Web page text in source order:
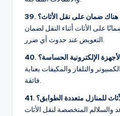
هناك ضمان على نقل الأثاث؟
على الأثاث أثناء النقل لضمان
التعويض عند حدوث أي ضرر.
الإلكترونية الحساسة؟
والتلفاز والمكيفات بعناية
فائقة.
للمنازل متعددة الطوابق؟
والسلالم المتخصصة لنقل الأثاث